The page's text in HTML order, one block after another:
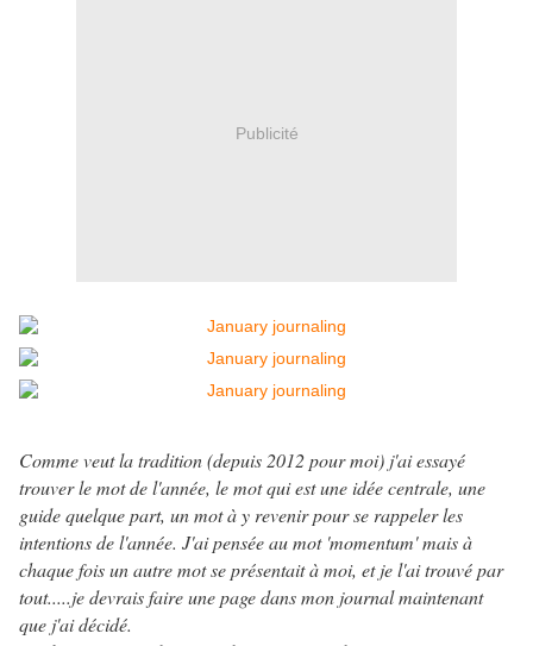
Publicité
Comme veut la tradition (depuis 2012 pour moi) j'ai essayé
trouver le mot de l'année, le mot qui est une idée centrale, une
guide quelque part, un mot à y revenir pour se rappeler les
intentions de l'année. J'ai pensée au mot 'momentum' mais à
chaque fois un autre mot se présentait à moi, et je l'ai trouvé par
tout.....je devrais faire une page dans mon journal maintenant
que j'ai décidé.